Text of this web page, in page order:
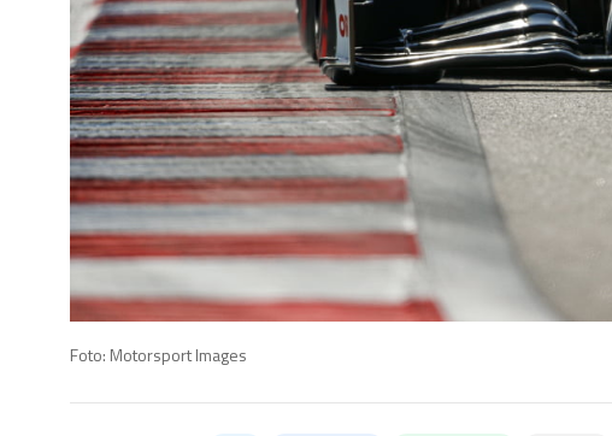
Foto: Motorsport Images